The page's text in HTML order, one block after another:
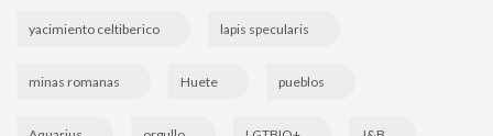
yacimiento celtiberico lapis specularis
minas romanas Huete pueblos